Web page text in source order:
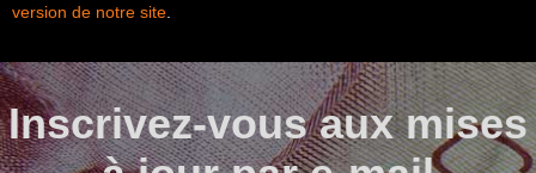
version de notre site
Inscrivez-vous aux mises